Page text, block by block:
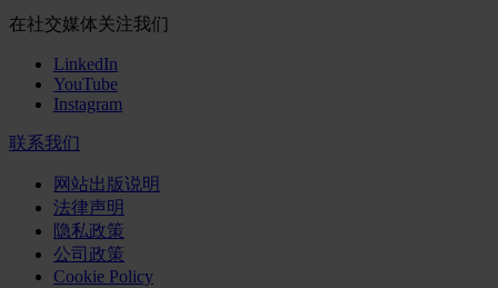
在社交媒体关注我们
LinkedIn
YouTube
Instagram
联系我们
网站出版说明
法律声明
隐私政策
公司政策
Cookie Policy